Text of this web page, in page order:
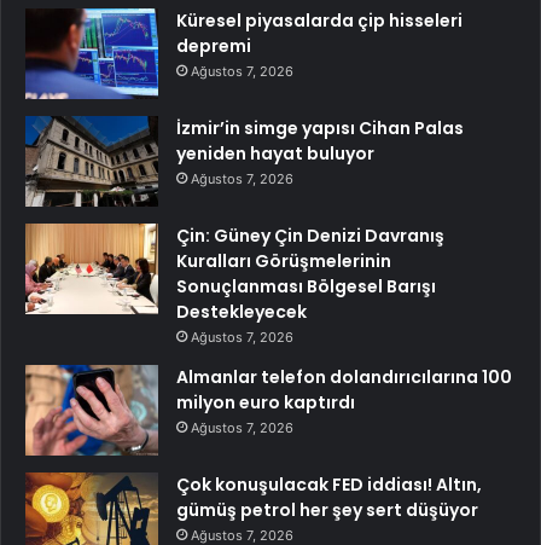
Küresel piyasalarda çip hisseleri
depremi
Ağustos 7, 2026
İzmir’in simge yapısı Cihan Palas
yeniden hayat buluyor
Ağustos 7, 2026
Çin: Güney Çin Denizi Davranış
Kuralları Görüşmelerinin
Sonuçlanması Bölgesel Barışı
Destekleyecek
Ağustos 7, 2026
Almanlar telefon dolandırıcılarına 100
milyon euro kaptırdı
Ağustos 7, 2026
Çok konuşulacak FED iddiası! Altın,
gümüş petrol her şey sert düşüyor
Ağustos 7, 2026